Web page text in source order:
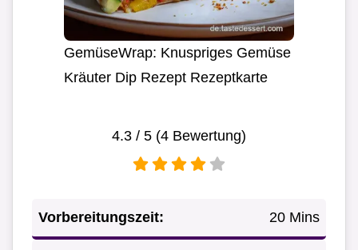
GemüseWrap: Knuspriges Gemüse
Kräuter Dip Rezept Rezeptkarte
4.3 / 5 (4 Bewertung)
Vorbereitungszeit: 20 Mins